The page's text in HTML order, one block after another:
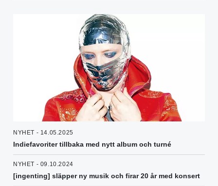
NYHET - 14.05.2025
Indiefavoriter tillbaka med nytt album och turné
NYHET - 09.10.2024
[ingenting] släpper ny musik och firar 20 år med konsert